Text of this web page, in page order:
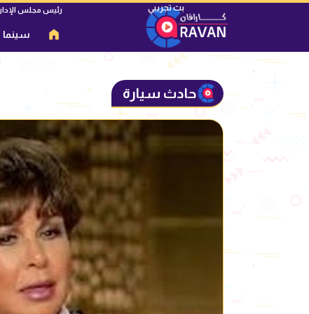
رئيس مجلس
سينما
حادث سيارة